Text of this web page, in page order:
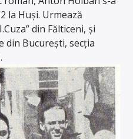
la Huși. Urmează
din Fălticeni, și
din București, secția